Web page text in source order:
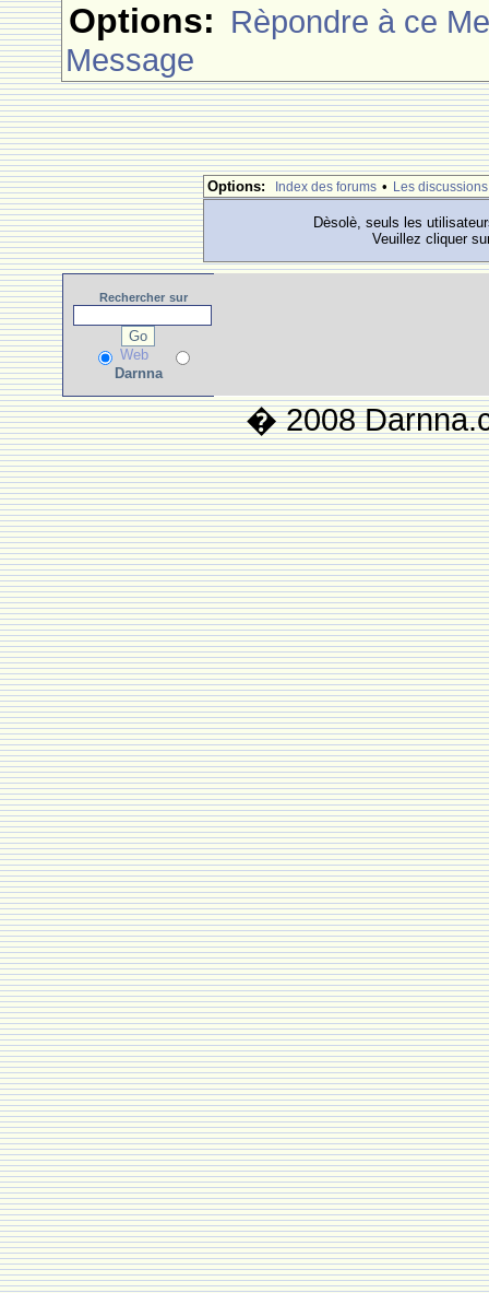
Options: Rèpondre à ce
Message
Options: Index des forums • Les discussions
Dèsolè, seuls les
Veuillez cliquer
Rechercher sur
Web
Darnna
� 2008